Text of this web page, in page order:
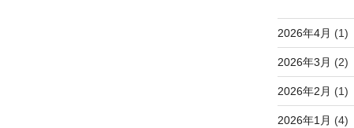
2026年4月 (1)
2026年3月 (2)
2026年2月 (1)
2026年1月 (4)